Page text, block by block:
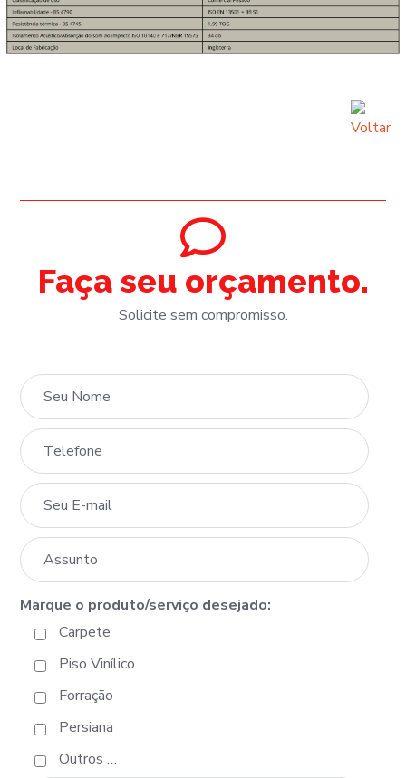
Faça seu orçamento.
Solicite sem compromisso.
Marque o produto/serviço desejado:
Carpete
Piso Vinílico
Forração
Persiana
Outros …